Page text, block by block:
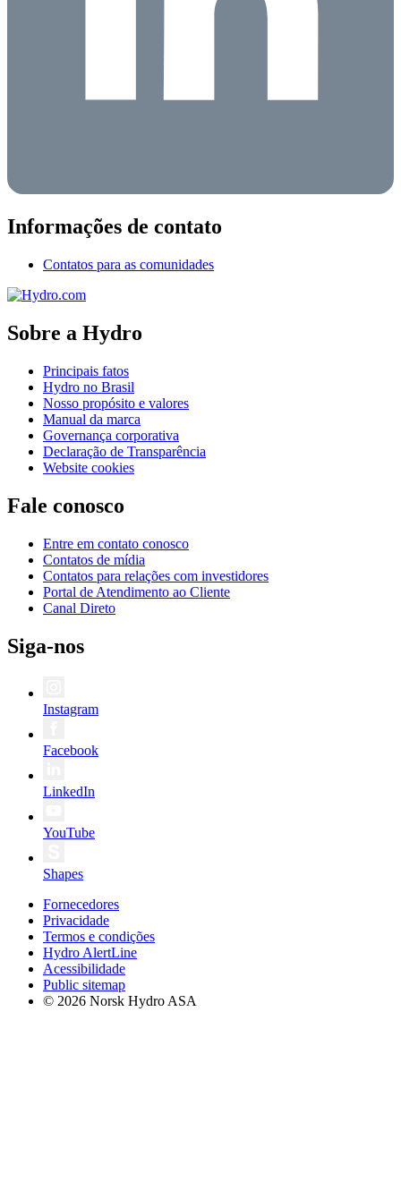
Informações de contato
Contatos para as comunidades
Sobre a Hydro
Principais fatos
Hydro no Brasil
Nosso propósito e valores
Manual da marca
Governança corporativa
Declaração de Transparência
Website cookies
Fale conosco
Entre em contato conosco
Contatos de mídia
Contatos para relações com investidores
Portal de Atendimento ao Cliente
Canal Direto
Siga-nos
Instagram
Facebook
LinkedIn
YouTube
Shapes
Fornecedores
Privacidade
Termos e condições
Hydro AlertLine
Acessibilidade
Public sitemap
© 2026 Norsk Hydro ASA